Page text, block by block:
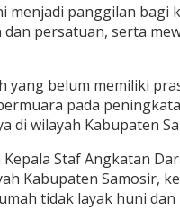
panggilan
persatuan, serta
belum memiliki
pada
di wilayah Kabupaten
Staf Angkatan
Kabupaten Samosir,
tidak layak huni